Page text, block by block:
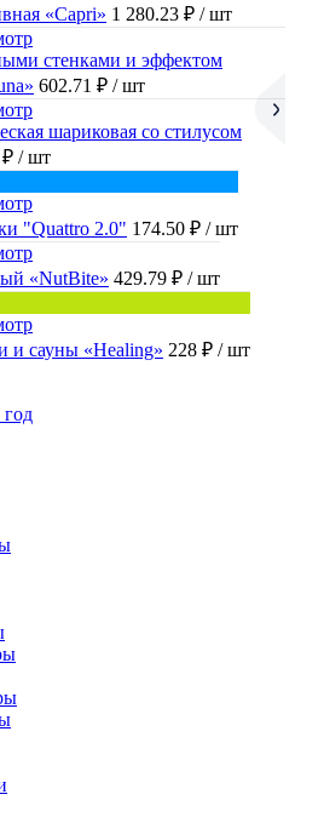
«Capri» 1 280.23 ₽ / шт
стенками и эффектом
602.71 ₽ / шт
шариковая со стилусом
₽ / шт
"Quattro 2.0" 174.50 ₽ / шт
«NutBite» 429.79 ₽ / шт
и сауны «Healing» 228 ₽ / шт